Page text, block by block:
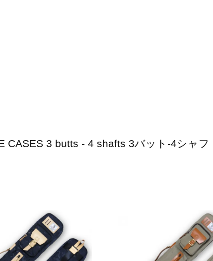
CASES 3 butts - 4 shafts 3バット-4シャフ